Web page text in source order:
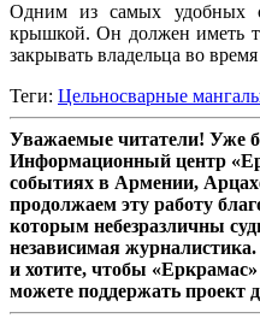
Одним из самых удобных
крышкой. Он должен иметь
закрывать владельца во
Теги: Цельносварные
Уважаемые читатели! Уже
Информационный центр
событиях в Армении,
продолжаем эту работу
которым небезразличны
независимая
и хотите, чтобы
можете поддержать проект